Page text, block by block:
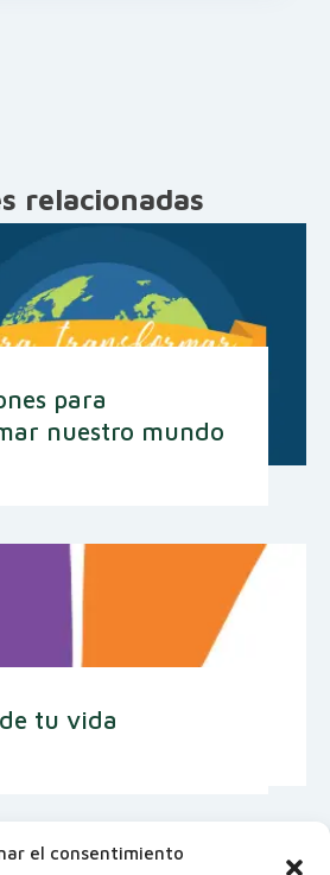
el consentimiento
relacionadas
para
nuestro mundo
tu vida